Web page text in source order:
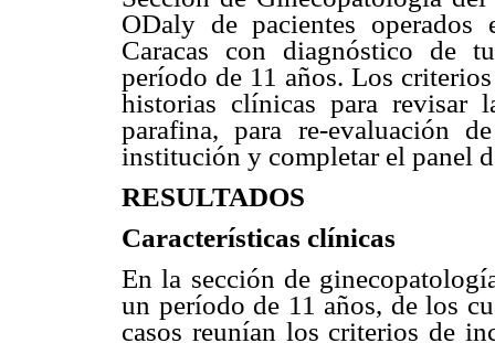
ODaly de pacientes
Caracas con diagnóstico de
período de 11 años. Los
historias clínicas para
parafina, para re-evaluación
institución y completar el panel
RESULTADOS
Características clínicas
En la sección de
un período de 11 años, de los
casos reunían los criterios de